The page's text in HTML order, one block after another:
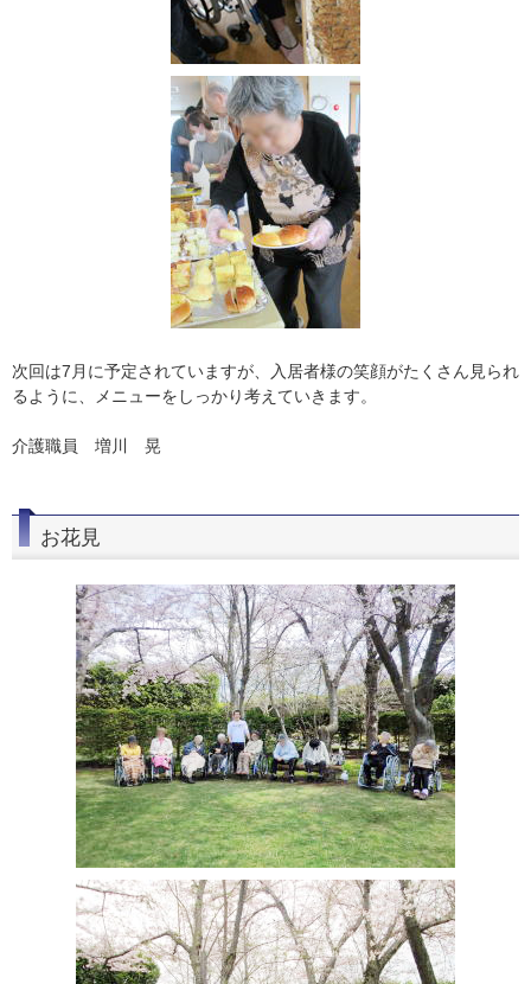
次回は7月に予定されていますが、入居者様の笑顔がたくさん見られ
るように、メニューをしっかり考えていきます。
介護職員 増川 晃
お花見